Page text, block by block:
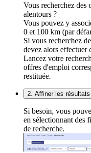
Vous recherchez des
alentours ?
Vous pouvez y
0 et 100 km (par
Si vous recherchez
devez alors effectuer
Lancez votre
offres d'emploi
restituée.
2. Affiner les
Si besoin, vous
en sélectionnant des
de recherche.